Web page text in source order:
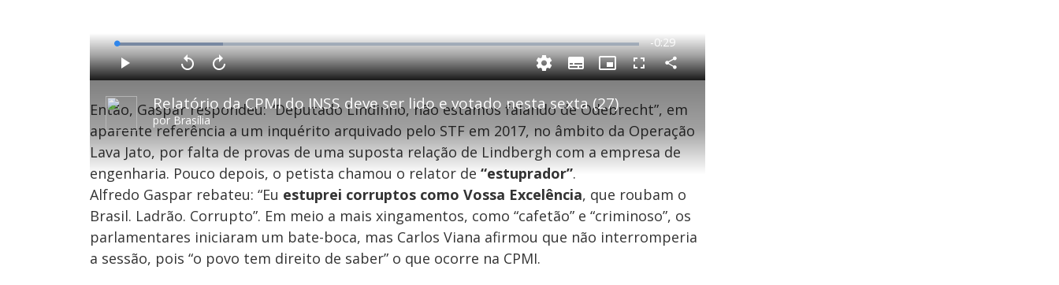
P
l
a
Relatório da CPMI do INSS deve ser lido e votado nesta sexta (27)
por Brasília
P
l
y
V
o
t
a
1
0
e
g
n
d
s
A
v
n
ç
a
1
0
e
u
n
o
s
M
u
L
o
a
d
e
2
0
.
4
1
R
e
m
a
n
i
g
T
i
-0:29
e
l
o
c
d
a
e
S
u
t
i
t
e
s
P
i
t
u
r
-
i
u
r
e
F
u
s
c
e
e
C
o
a
r
i
l
h
a
r
Então, Gaspar respondeu: “Deputado Lindinho, não estamos falando de Odebrecht”, em
aparente referência a um inquérito arquivado pelo STF em 2017, no âmbito da Operação
Lava Jato, por falta de provas de uma suposta relação de Lindbergh com a empresa de
engenharia. Pouco depois, o petista chamou o relator de “estuprador”.
Alfredo Gaspar rebateu: “Eu estuprei corruptos como Vossa Excelência, que roubam o
Brasil. Ladrão. Corrupto”. Em meio a mais xingamentos, como “cafetão” e “criminoso”, os
parlamentares iniciaram um bate-boca, mas Carlos Viana afirmou que não interromperia
a sessão, pois “o povo tem direito de saber” o que ocorre na CPMI.